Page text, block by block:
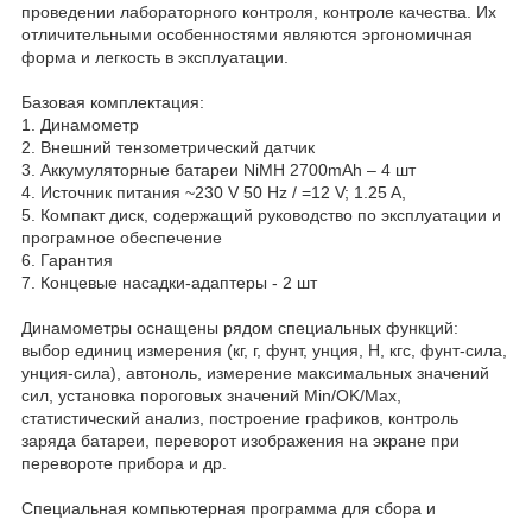
проведении лабораторного контроля, контроле качества. Их
отличительными особенностями являются эргономичная
форма и легкость в эксплуатации.
Базовая комплектация:
1. Динамометр
2. Внешний тензометрический датчик
3. Аккумуляторные батареи NiMH 2700mAh – 4 шт
4. Источник питания ~230 V 50 Hz / =12 V; 1.25 A,
5. Компакт диск, содержащий руководство по эксплуатации и
програмное обеспечение
6. Гарантия
7. Концевые насадки-адаптеры - 2 шт
Динамометры оснащены рядом специальных функций:
выбор единиц измерения (кг, г, фунт, унция, Н, кгс, фунт-сила,
унция-сила), автоноль, измерение максимальных значений
сил, установка пороговых значений Min/OK/Max,
статистический анализ, построение графиков, контроль
заряда батареи, переворот изображения на экране при
перевороте прибора и др.
Специальная компьютерная программа для сбора и